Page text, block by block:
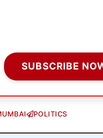
SUBSCRIBE
POLITICS